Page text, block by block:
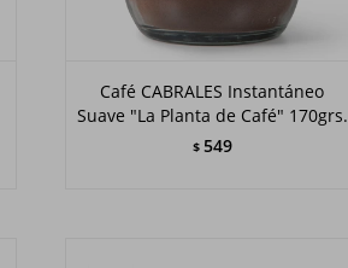
Café CABRALES Instantáneo
Suave "La Planta de Café" 170grs.
$ 549